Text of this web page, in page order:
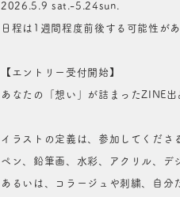
2026.5.9 sat.-5.24sun.
日程は1週間程度前後する可能性が
【エントリー受付開始】
あなたの「想い」が詰まったZINE出
イラストの定義は、参加してくださ
ペン、鉛筆画、水彩、アクリル、デ
あるいは、コラージュや刺繍、自分